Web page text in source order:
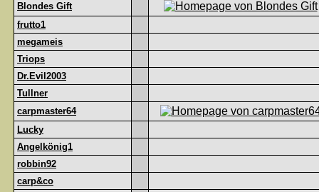
Blondes Gift
frutto1
megameis
Triops
Dr.Evil2003
Tullner
carpmaster64
Lucky
Angelkönig1
robbin92
carp&co